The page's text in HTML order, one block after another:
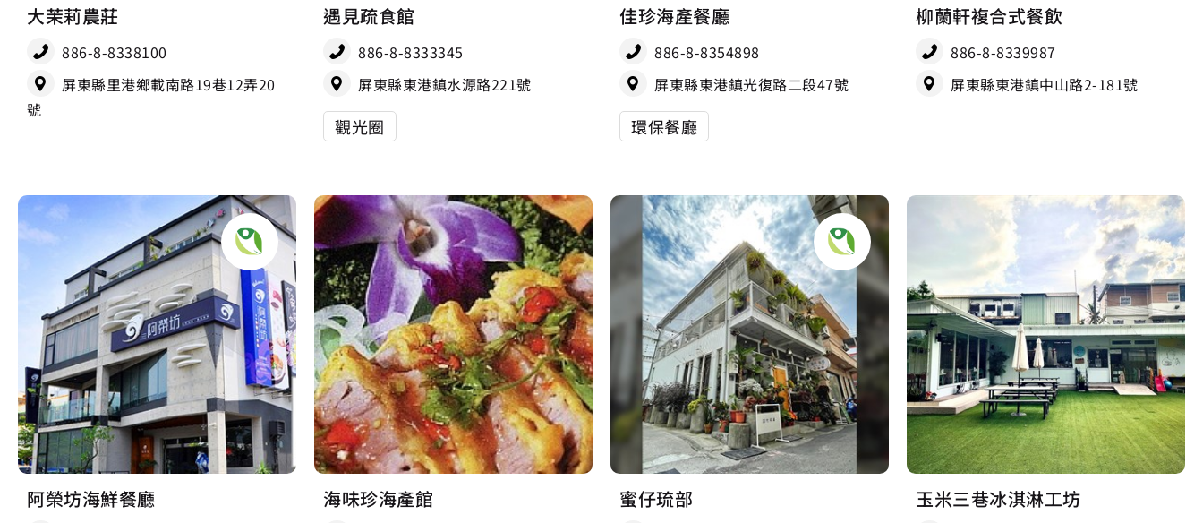
大茉莉農莊
886-8-8338100
屏東縣里港鄉載南路19巷12弄20
號
遇見疏食館
886-8-8333345
屏東縣東港鎮水源路221號
觀光圈
佳珍海產餐廳
886-8-8354898
屏東縣東港鎮光復路二段47號
環保餐廳
柳蘭軒複合式餐飲
886-8-8339987
屏東縣東港鎮中山路2-181號
阿榮坊海鮮餐廳 海味珍海產館 蜜仔琉部 玉米三巷冰淇淋工坊